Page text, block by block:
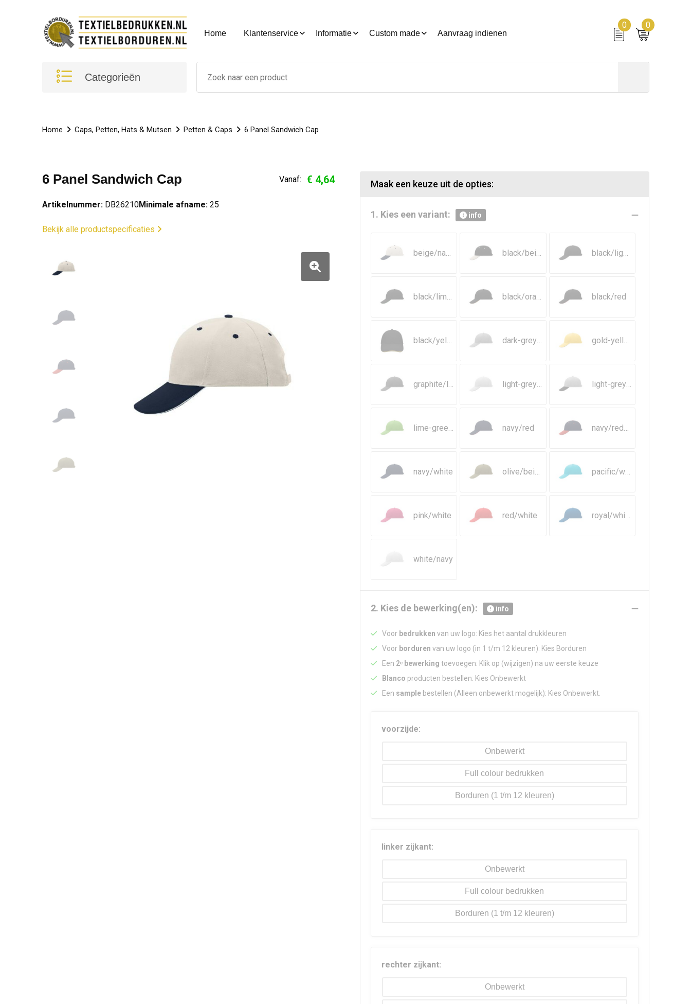
Home Klantenservice Informatie Custom made Aanvraag indienen
0
0
Categorieën
Home Caps, Petten, Hats & Mutsen Petten & Caps 6 Panel Sandwich Cap
6 Panel Sandwich Cap Vanaf: € 4,64
Artikelnummer: DB26210Minimale afname:25
Bekijk alle productspecificaties
Maak een keuze uit de opties:
1. Kies een variant: info
beige/navy/beige black/beige/black black/light-grey
black/lime-green black/orange black/red
black/yellow dark-grey/white gold-yellow/navy
graphite/light-grey light-grey/black light-grey/black/light-grey
lime-green/white navy/red navy/red/navy
navy/white olive/beige pacific/white
pink/white red/white royal/white
white/navy
2. Kies de bewerking(en): info
Voor bedrukken van uw logo: Kies het aantal drukkleuren
Voor borduren van uw logo (in 1 t/m 12 kleuren): Kies Borduren
Een 2ᵉ bewerking toevoegen: Klik op (wijzigen) na uw eerste keuze
Blanco producten bestellen: Kies Onbewerkt
Een samplebestellen (Alleen onbewerkt mogelijk): Kies Onbewerkt.
voorzijde:
Onbewerkt
Borduren
Full colour
linker zijkant:
Onbewerkt
Borduren
Full colour
rechter zijkant:
Onbewerkt